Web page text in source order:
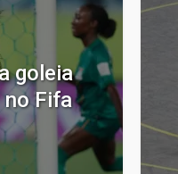
goleia
no Fifa